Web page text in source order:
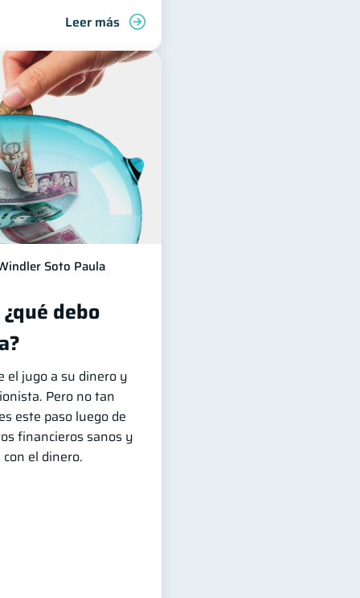
Finanzas familiares
Leer más
Soto Paula
debo
el jugo a su dinero y
Pero no tan
este paso luego de
financieros sanos y
el dinero.